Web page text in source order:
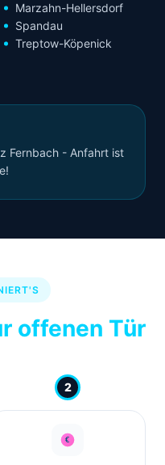
Marzahn-Hellersdorf
Spandau
Treptow-Köpenick
Fernbach - Anfahrt ist
offenen Tür
2